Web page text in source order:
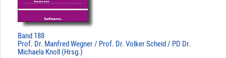
Band 188
Prof. Dr. Manfred Wegner / Prof. Dr. Volker Scheid / PD Dr.
Michaela Knoll (Hrsg.)